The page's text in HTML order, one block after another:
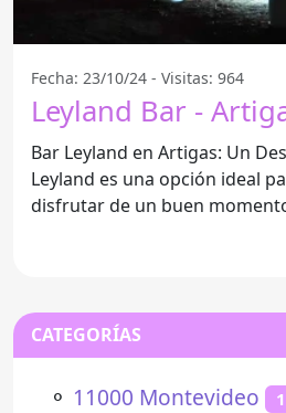
Fecha: 23/10/24 - Visitas: 964
Leyland Bar -
Bar Leyland en Artigas: Un
Leyland es una opción ideal
disfrutar de un buen
CATEGORÍAS
⚬ 11000 Montevideo 1